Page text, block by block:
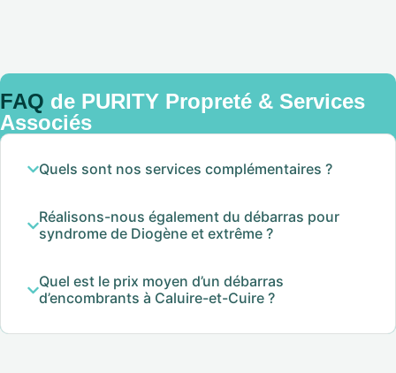
FAQ de PURITY Propreté & Services
Associés
Quels sont nos services complémentaires ?
Réalisons-nous également du débarras pour
syndrome de Diogène et extrême ?
Quel est le prix moyen d’un débarras
d’encombrants à Caluire-et-Cuire ?